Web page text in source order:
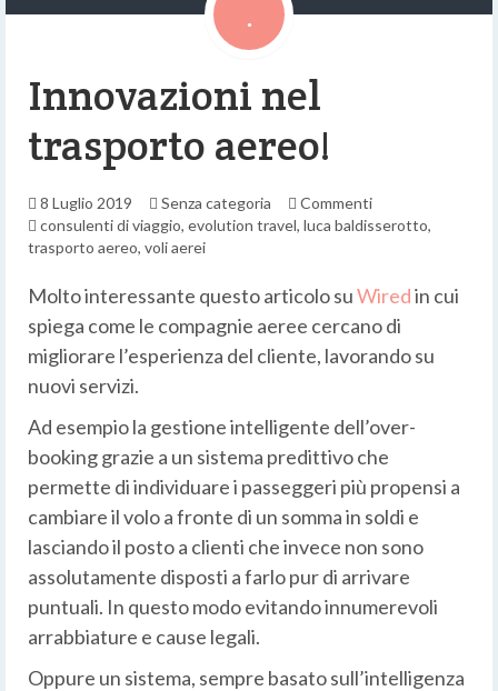
Innovazioni nel
trasporto aereo!
8 Luglio 2019 Senza categoria
Commenti
consulenti di viaggio, evolution travel, luca baldisserotto,
trasporto aereo, voli aerei
Molto interessante questo articolo suWiredin cui
spiega come le compagnie aeree cercano di
migliorare l’esperienza del cliente, lavorando su
nuovi servizi.
Ad esempio la gestione intelligente dell’over-
booking grazie a un sistema predittivo che
permette di individuare i passeggeri più propensi a
cambiare il volo a fronte di un somma in soldi e
lasciando il posto a clienti che invece non sono
assolutamente disposti a farlo pur di arrivare
puntuali. In questo modo evitando innumerevoli
arrabbiature e cause legali.
Oppure un sistema, sempre basato sull’intelligenza